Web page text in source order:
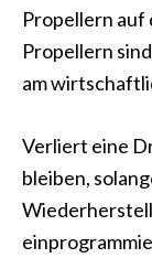
Propellern auf
Propellern
am
Verliert eine
bleiben,